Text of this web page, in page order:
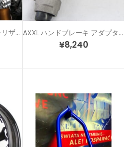
AxxL オリジナル ブレーキリザーバーカバーセット AXXL ハンドブレーキ アダプター
¥8,240